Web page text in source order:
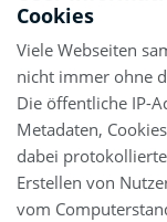
Cookies
Viele Webseiten
nicht immer ohne
Die öffentliche IP-
Metadaten,
dabei
Erstellen von
vom